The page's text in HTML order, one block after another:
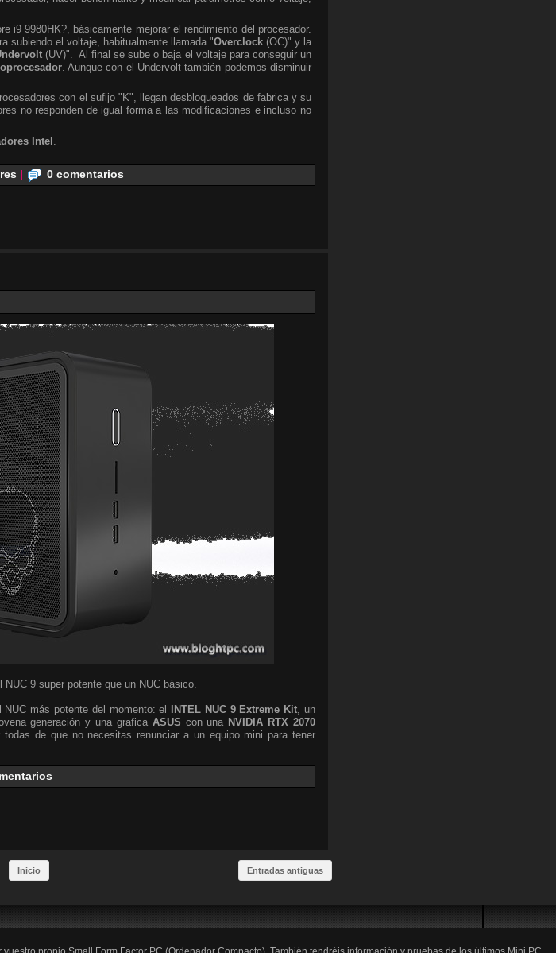
i9 9980HK?, básicamente mejorar el rendimiento del procesador.
subiendo el voltaje, habitualmente llamada "Overclock (OC)" y la
(UV)". Al final se sube o baja el voltaje para conseguir un
. Aunque con el Undervolt también podemos disminuir
con el sufijo "K", llegan desbloqueados de fabrica y su
no responden de igual forma a las modificaciones e incluso no
Intel
| 0 comentarios
9 super potente que un NUC básico.
más potente del momento: el INTEL NUC 9 Extreme Kit, un
generación y una grafica ASUS con una NVIDIA RTX 2070
de que no necesitas renunciar a un equipo mini para tener
Entradas antiguas
Inicio